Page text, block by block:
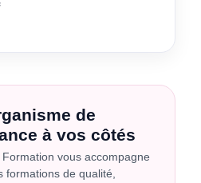
de
à vos côtés
Formation vous accompagne
formations de qualité,